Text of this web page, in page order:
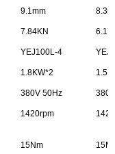
9.1mm
7.84KN
YEJ100L-4
1.8KW*2
380V 50Hz
1420rpm
15Nm